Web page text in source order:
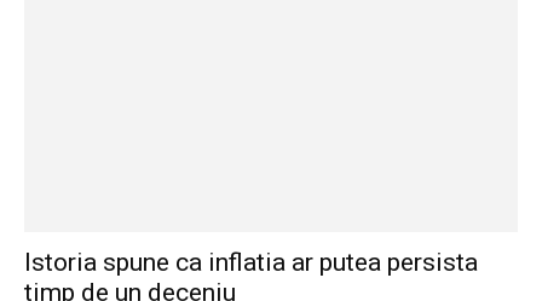
Istoria spune ca inflatia ar putea persista
timp de un deceniu